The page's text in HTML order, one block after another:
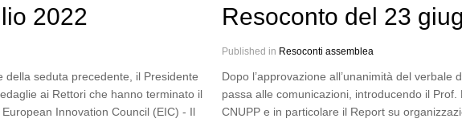
2022
della seduta precedente, il Presidente
ai Rettori che hanno terminato il
Innovation Council (EIC) - Il
Resoconto del 23
Published in Resoconti assemblea
Dopo l’approvazione all’unanimità del
passa alle comunicazioni, introducendo il
CNUPP e in particolare il Report su